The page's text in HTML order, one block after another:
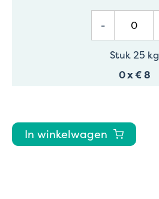
-
Stuk 25 kg
0x€ 8
In winkelwagen